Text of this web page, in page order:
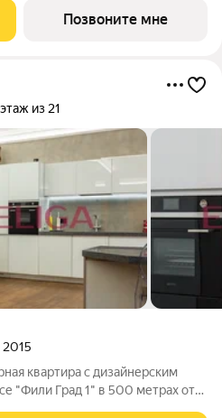
спальней и гардеробной с
Позвоните мне
из 21
2015
квартира с дизайнерским
"Фили Град 1" в 500 метрах от